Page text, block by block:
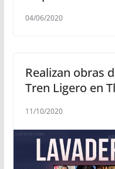
04/06/2020
Realizan obras
Tren Ligero en
11/10/2020